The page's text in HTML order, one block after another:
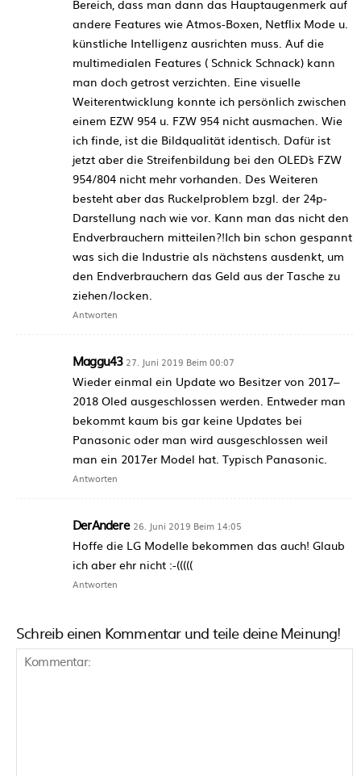
Bereich, dass man dann das Hauptaugenmerk auf
andere Features wie Atmos-Boxen, Netflix Mode u.
künstliche Intelligenz ausrichten muss. Auf die
multimedialen Features ( Schnick Schnack) kann
man doch getrost verzichten. Eine visuelle
Weiterentwicklung konnte ich persönlich zwischen
einem EZW 954 u. FZW 954 nicht ausmachen. Wie
ich finde, ist die Bildqualität identisch. Dafür ist
jetzt aber die Streifenbildung bei den OLED`s FZW
954/804 nicht mehr vorhanden. Des Weiteren
besteht aber das Ruckelproblem bzgl. der 24p-
Darstellung nach wie vor. Kann man das nicht den
Endverbrauchern mitteilen?!Ich bin schon gespannt
was sich die Industrie als nächstens ausdenkt, um
den Endverbrauchern das Geld aus der Tasche zu
ziehen/locken.
Antworten
Maggu43 27. Juni 2019 Beim 00:07
Wieder einmal ein Update wo Besitzer von 2017–
2018 Oled ausgeschlossen werden. Entweder man
bekommt kaum bis gar keine Updates bei
Panasonic oder man wird ausgeschlossen weil
man ein 2017er Model hat. Typisch Panasonic.
Antworten
DerAndere 26. Juni 2019 Beim 14:05
Hoffe die LG Modelle bekommen das auch! Glaub
ich aber ehr nicht :-(((((
Antworten
Schreib einen Kommentar und teile deine Meinung!